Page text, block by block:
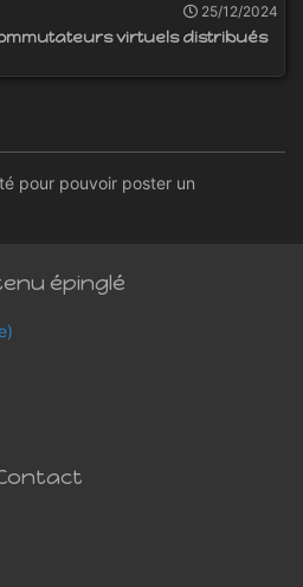
25/12/2024
virtuels distribués
pour pouvoir poster un
épinglé